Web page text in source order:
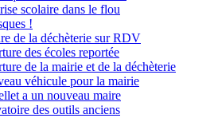
scolaire dans le flou
!
de la déchèterie sur RDV
des écoles reportée
de la mairie et de la déchèterie
véhicule pour la mairie
a un nouveau maire
des outils anciens